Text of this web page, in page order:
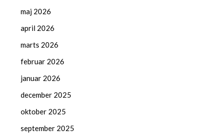
maj 2026
april 2026
marts 2026
februar 2026
januar 2026
december 2025
oktober 2025
september 2025